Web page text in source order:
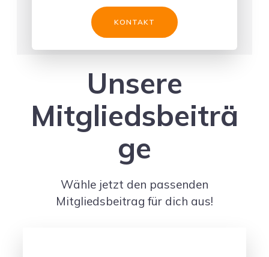
KONTAKT
Unsere
Mitgliedsbeiträ
ge
Wähle jetzt den passenden
Mitgliedsbeitrag für dich aus!